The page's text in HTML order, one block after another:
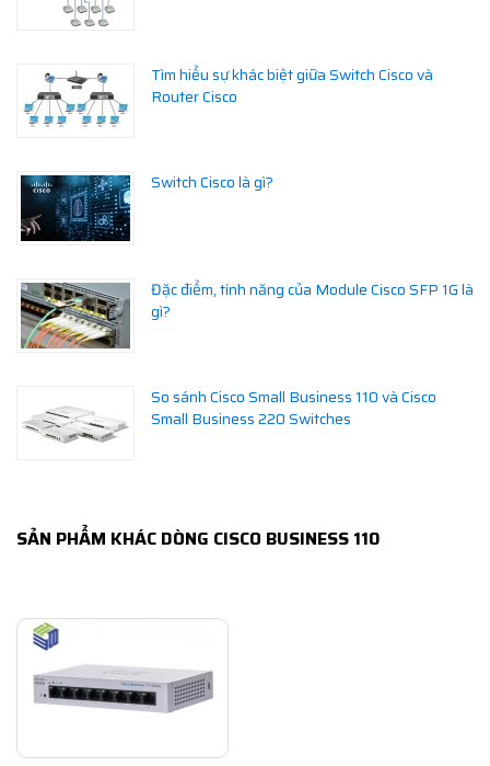
Tìm hiểu sự khác biệt giữa Switch Cisco và
Router Cisco
Switch Cisco là gì?
Đặc điểm, tính năng của Module Cisco SFP 1G là
gì?
So sánh Cisco Small Business 110 và Cisco
Small Business 220 Switches
SẢN PHẨM KHÁC DÒNG CISCO BUSINESS 110